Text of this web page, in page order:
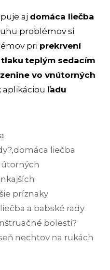
aj domáca liečba
problémov si
pri prekrvení
teplým sedacím
vo vnútorných
aplikáciou ľadu
,domáca liečba
príznaky
a babské rady
bolesti?
nechtov na rukách